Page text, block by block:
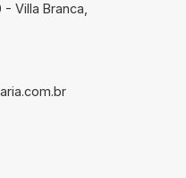
Villa Branca,